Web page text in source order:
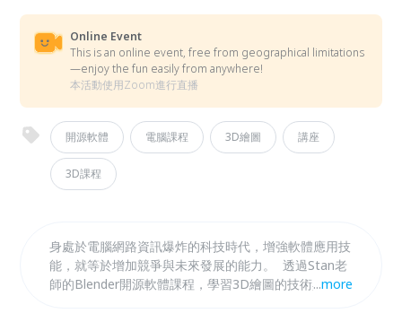
Online Event
This is an online event, free from geographical limitations
—enjoy the fun easily from anywhere!
本活動使用Zoom進行直播
開源軟體 電腦課程 3D繪圖 講座
3D課程
身處於電腦網路資訊爆炸的科技時代，增強軟體應用技
能，就等於增加競爭與未來發展的能力。 ​ 透過Stan老
師的Blender開源軟體課程，學習3D繪圖的技術與軟體
...more